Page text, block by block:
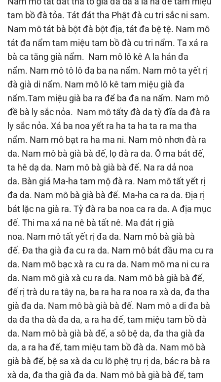
tam bồ đà tỏa. Tát đát tha Phật đà cu tri sắc ni sam.
Nam mô tát bà bột đà bột địa, tát đa bệ tệ. Nam mô
tát đa nẩm tam miệu tam bồ đà cu tri nẩm. Ta xá ra
bà ca tăng già nẩm. Nam mô lô kê A la hán đa
nẩm. Nam mô tô lô đa ba na nẩm. Nam mô ta yết rị
đà già di nẩm. Nam mô lô kê tam miệu già đa
nẩm.Tam miệu già ba ra để ba đa na nẩm. Nam mô
đề bà ly sắc nỏa. Nam mô tấty đà da tỳ đĩa da đà ra
ly sắc nỏa. Xá ba noa yết ra ha ta ha ta ra ma tha
nẩm. Nam mô bạt ra ha ma ni. Nam mô nhơn đà ra
da. Nam mô bà già bà đế, lọ đà ra da. Ô ma bát đế,
ta hê dạ da. Nam mô bà già bà đế. Na ra dả noa
da. Bàn giá Ma-ha tam mộ đà ra. Nam mô tất yết rị
đa da. Nam mô bà già bà đế. Ma-ha ca ra da. Ðịa rị
bát lặc na già ra. Tỳ đà ra ba noa ca ra da. A địa mục
đế. Thi ma xá na nê bà tất nê. Ma đát rị già
noa. Nam mô tất yết rị đa da. Nam mô bà già bà
đế. Ða tha già đa cu ra da. Nam mô bát đầu ma cu ra
da. Nam mô bạc xà ra cu ra da. Nam mô ma ni cu ra
da. Nam mô già xà cu ra da. Nam mô bà già bà đế,
đế rị trà du ra tây na, ba ra ha ra noa ra xà da, đa tha
già đa da. Nam mô bà già bà đế. Nam mô a di đa bà
da đa tha dà đa da, a ra ha đế, tam miệu tam bồ đà
da. Nam mô bà già bà đế, a sô bệ da, đa tha già đa
da, a ra ha đế, tam miệu tam bồ đà da. Nam mô bà
già bà đế, bệ sa xà da cu lô phệ trụ rị da, bác ra bà ra
xà da, đa tha già đa da. Nam mô bà già bà đế, tam